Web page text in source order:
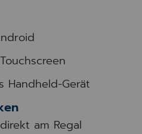
Handheld-Gerät
am Regal